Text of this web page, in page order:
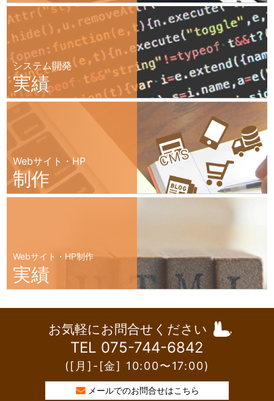
システム開発
実績
Webサイト・HP
制作
Webサイト・HP制作
実績
お気軽にお問合せください
TEL 075-744-6842
([月]-[金] 10:00〜17:00)
メールでのお問合せはこちら